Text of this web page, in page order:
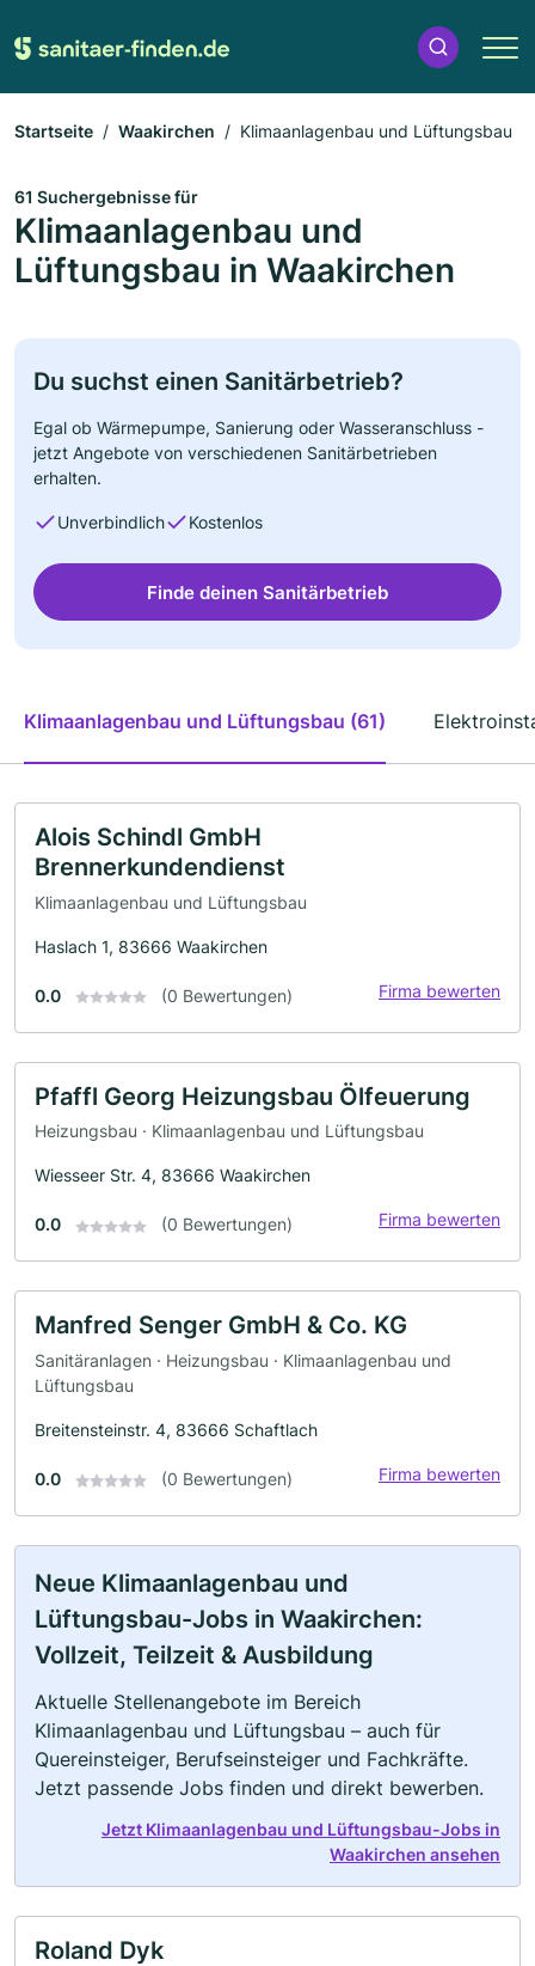
Startseite Waakirchen Klimaanlagenbau und Lüftungsbau
61 Suchergebnisse für
Klimaanlagenbau und
Lüftungsbau in Waakirchen
Du suchst einen Sanitärbetrieb?
Egal ob Wärmepumpe, Sanierung oder Wasseranschluss -
jetzt Angebote von verschiedenen Sanitärbetrieben
erhalten.
Unverbindlich Kostenlos
Finde deinen Sanitärbetrieb
Klimaanlagenbau und Lüftungsbau (61)
Alois Schindl GmbH
Brennerkundendienst
Klimaanlagenbau und Lüftungsbau
Haslach 1, 83666 Waakirchen
0.0 (0 Bewertungen) Firma bewerten
Pfaffl Georg Heizungsbau Ölfeuerung
Heizungsbau · Klimaanlagenbau und Lüftungsbau
Wiesseer Str. 4, 83666 Waakirchen
0.0 (0 Bewertungen) Firma bewerten
Manfred Senger GmbH & Co. KG
Sanitäranlagen · Heizungsbau · Klimaanlagenbau und
Lüftungsbau
Breitensteinstr. 4, 83666 Schaftlach
0.0 (0 Bewertungen) Firma bewerten
Neue Klimaanlagenbau und
Lüftungsbau-Jobs in Waakirchen:
Vollzeit, Teilzeit & Ausbildung
Aktuelle Stellenangebote im Bereich
Klimaanlagenbau und Lüftungsbau – auch für
Quereinsteiger, Berufseinsteiger und Fachkräfte.
Jetzt passende Jobs finden und direkt bewerben.
Jetzt Klimaanlagenbau und Lüftungsbau-Jobs in
Waakirchen ansehen
Roland Dyk